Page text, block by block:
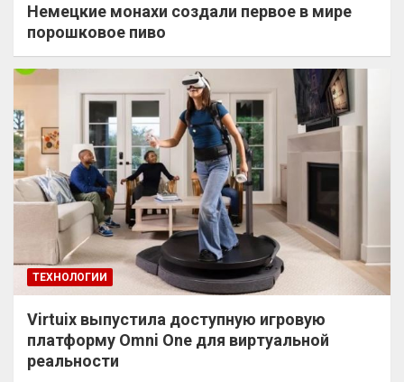
Немецкие монахи создали первое в мире
порошковое пиво
ТЕХНОЛОГИИ
Virtuix выпустила доступную игровую
платформу Omni One для виртуальной
реальности